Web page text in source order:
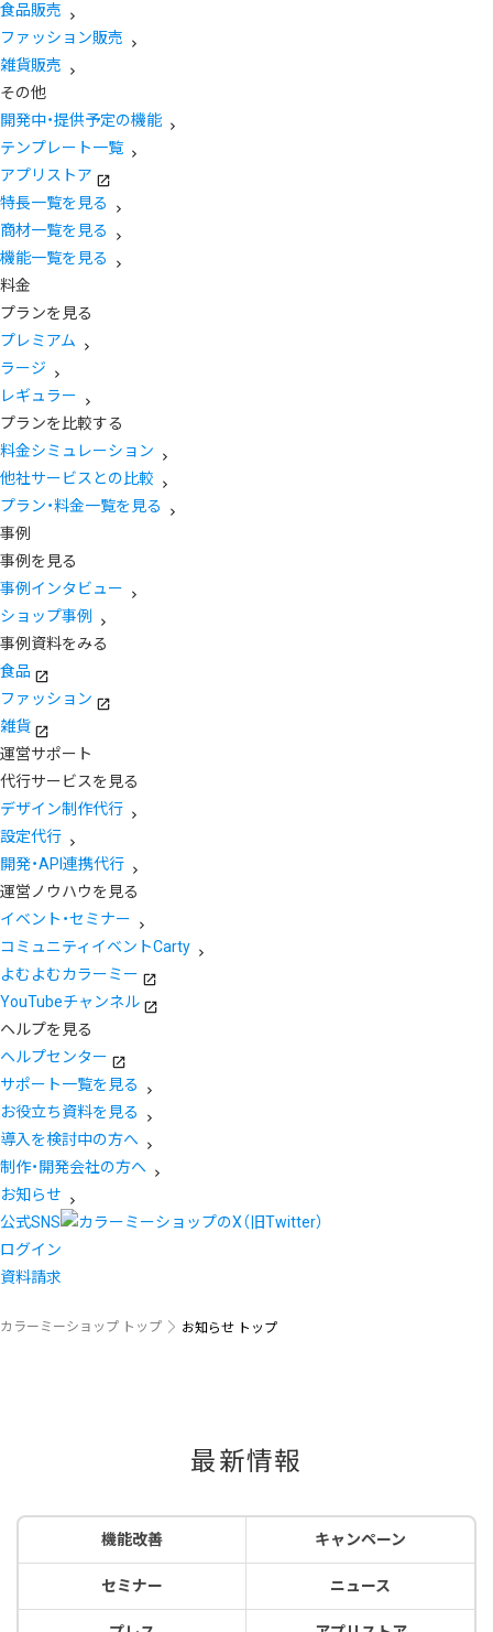
食品販売
ファッション販売
雑貨販売
その他
開発中・提供予定の機能
テンプレート一覧
アプリストア
特長一覧を見る
商材一覧を見る
機能一覧を見る
料金
プランを見る
プレミアム
ラージ
レギュラー
プランを比較する
料金シミュレーション
他社サービスとの比較
プラン・料金一覧を見る
事例
事例を見る
事例インタビュー
ショップ事例
事例資料をみる
食品
ファッション
雑貨
運営サポート
代行サービスを見る
デザイン制作代行
設定代行
開発・API連携代行
運営ノウハウを見る
イベント・セミナー
コミュニティイベントCarty
よむよむカラーミー
YouTubeチャンネル
ヘルプを見る
ヘルプセンター
サポート一覧を見る
お役立ち資料を見る
導入を検討中の方へ
制作・開発会社の方へ
お知らせ
公式SNS
ログイン
資料請求
カラーミーショップ トップ お知らせ トップ
最新情報
機能改善 キャンペーン
セミナー ニュース